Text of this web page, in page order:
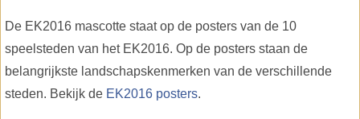
De EK2016 mascotte staat op de posters van de 10
speelsteden van het EK2016. Op de posters staan de
belangrijkste landschapskenmerken van de verschillende
steden. Bekijk de EK2016 posters.